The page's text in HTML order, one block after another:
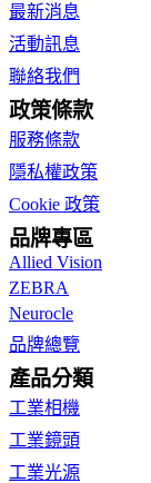
最新消息
活動訊息
聯絡我們
政策條款
服務條款
隱私權政策
Cookie 政策
品牌專區
Allied Vision
ZEBRA
Neurocle
品牌總覽
產品分類
工業相機
工業鏡頭
工業光源